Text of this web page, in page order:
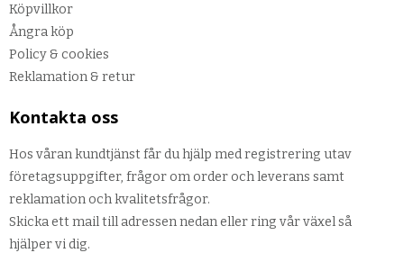
Köpvillkor
Ångra köp
Policy & cookies
Reklamation & retur
Kontakta oss
Hos våran kundtjänst får du hjälp med registrering utav
företagsuppgifter, frågor om order och leverans samt
reklamation och kvalitetsfrågor.
Skicka ett mail till adressen nedan eller ring vår växel så
hjälper vi dig.